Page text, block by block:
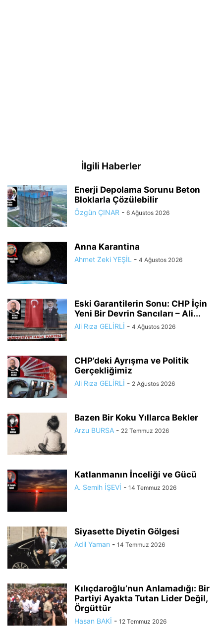
İlgili Haberler
Enerji Depolama Sorunu Beton
Bloklarla Çözülebilir
Özgün ÇINAR - 6 Ağustos 2026
Anna Karantina
Ahmet Zeki YEŞİL - 4 Ağustos 2026
Eski Garantilerin Sonu: CHP İçin
Yeni Bir Devrin Sancıları – Ali...
Ali Rıza GELİRLİ - 4 Ağustos 2026
CHP’deki Ayrışma ve Politik
Gerçekliğimiz
Ali Rıza GELİRLİ - 2 Ağustos 2026
Bazen Bir Koku Yıllarca Bekler
Arzu BURSA - 22 Temmuz 2026
Katlanmanın İnceliği ve Gücü
A. Semih İŞEVİ - 14 Temmuz 2026
Siyasette Diyetin Gölgesi
Adil Yaman - 14 Temmuz 2026
Kılıçdaroğlu’nun Anlamadığı: Bir
Partiyi Ayakta Tutan Lider Değil,
Örgüttür
Hasan BAKİ - 12 Temmuz 2026